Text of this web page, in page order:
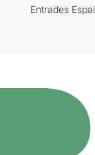
Entrades